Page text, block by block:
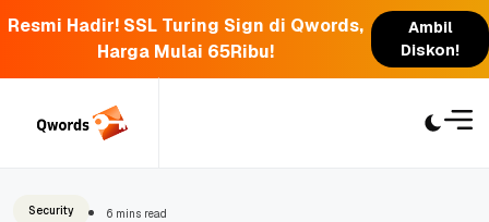
Resmi Hadir! SSL Turing Sign di Qwords,
Harga Mulai 65Ribu!
Ambil
Diskon!
Security 6 mins read